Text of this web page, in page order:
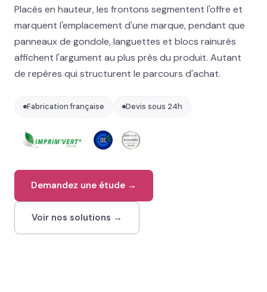
Contact
02 78 77 53 93
Devis gratuit →
Placés en hauteur, les frontons segmentent l'offre et
marquent l'emplacement d'une marque, pendant que
panneaux de gondole, languettes et blocs rainurés
affichent l'argument au plus près du produit. Autant
de repères qui structurent le parcours d'achat.
Fabrication française Devis sous 24h
Demandez une étude →
Voir nos solutions →